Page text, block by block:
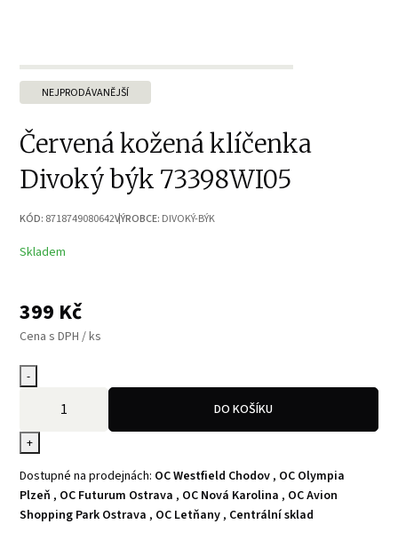
NEJPRODÁVANĚJŠÍ
Červená kožená klíčenka
Divoký býk 73398WI05
KÓD: 8718749080642VÝROBCE: DIVOKÝ-BÝK
Skladem
399 Kč
Cena s DPH / ks
-
+
DO KOŠÍKU
Dostupné na prodejnách: OC Westfield Chodov , OC Olympia
Plzeň , OC Futurum Ostrava , OC Nová Karolina , OC Avion
Shopping Park Ostrava , OC Letňany , Centrální sklad